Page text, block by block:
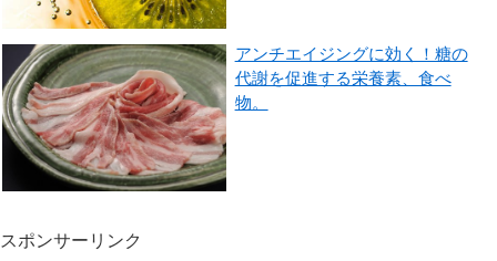
アンチエイジングに効く！糖の
代謝を促進する栄養素、食べ
物。
スポンサーリンク